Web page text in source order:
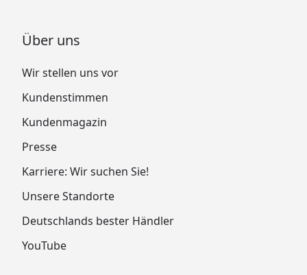
Über uns
Wir stellen uns vor
Kundenstimmen
Kundenmagazin
Presse
Karriere: Wir suchen Sie!
Unsere Standorte
Deutschlands bester Händler
YouTube